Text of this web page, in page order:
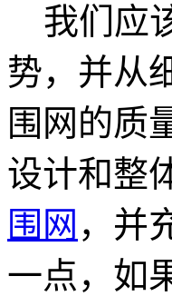
我们应
势，并从
围网的质
设计和整
围网 ，并
一点，如